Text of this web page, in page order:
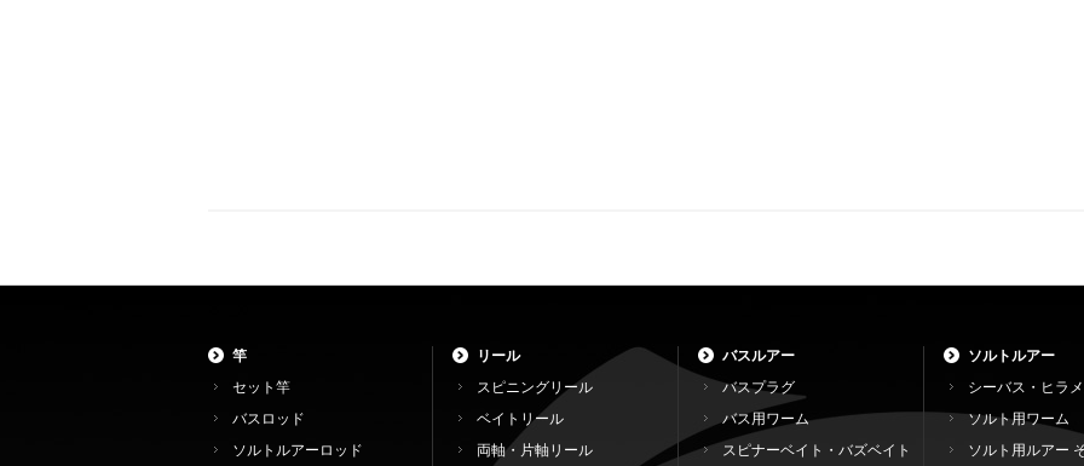
竿
セット竿
バスロッド
ソルトルアーロッド
リール
スピニングリール
ベイトリール
両軸・片軸リール
バスルアー
バスプラグ
バス用ワーム
スピナーベイト・バズベイト
ソルトルアー
シーバス・ヒラ
ソルト用ワーム
ソルト用ルアー